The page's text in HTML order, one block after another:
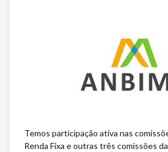
Temos participação ativa nas
Renda Fixa e outras três comissões